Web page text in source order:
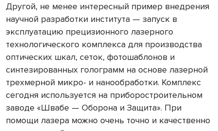
Другой, не менее интересный пример внедрения
научной разработки института — запуск в
эксплуатацию прецизионного лазерного
технологического комплекса для производства
оптических шкал, сеток, фотошаблонов и
синтезированных голограмм на основе лазерной
трехмерной микро- и нанообработки. Комплекс
сегодня используется на приборостроительном
заводе «Швабе — Оборона и Защита». При
помощи лазера можно очень точно и качественно